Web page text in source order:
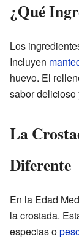
¿Qué
Los
Incluyen
huevo. El
sabor delicioso
La
Diferente
En la Edad
la crostada.
especias o